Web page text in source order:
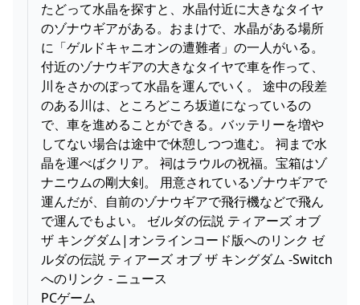
たどって水晶を探すと、水晶付近に大きなタイヤ
のゾナウギアがある。おまけで、水晶がある場所
に「ゲルドキャニオンの遭難者」の一人がいる。
付近のゾナウギアの大きなタイヤで車を作って、
川をさかのぼって水晶を運んでいく。 途中の段差
のある川は、ところどころ坂道になっているの
で、車を進めることができる。バッテリーを増や
してない場合は途中で休憩しつつ進む。 祠まで水
晶を運べばクリア。 祠はラウルの祝福。宝箱はゾ
ナニウムの剛大剣。 用意されているゾナウギアで
運んだが、自前のゾナウギアで飛行機などで飛ん
で運んでもよい。 ゼルダの伝説 ティアーズ オブ
ザ キングダム|オンラインコード版へのリンク ゼ
ルダの伝説 ティアーズ オブ ザ キングダム -Switch
へのリンク - ニュース
PCゲーム